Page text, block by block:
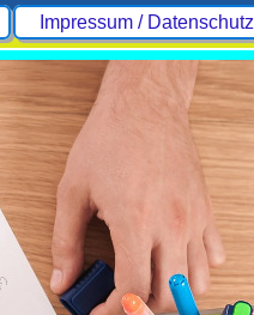
Impressum / Datenschutz